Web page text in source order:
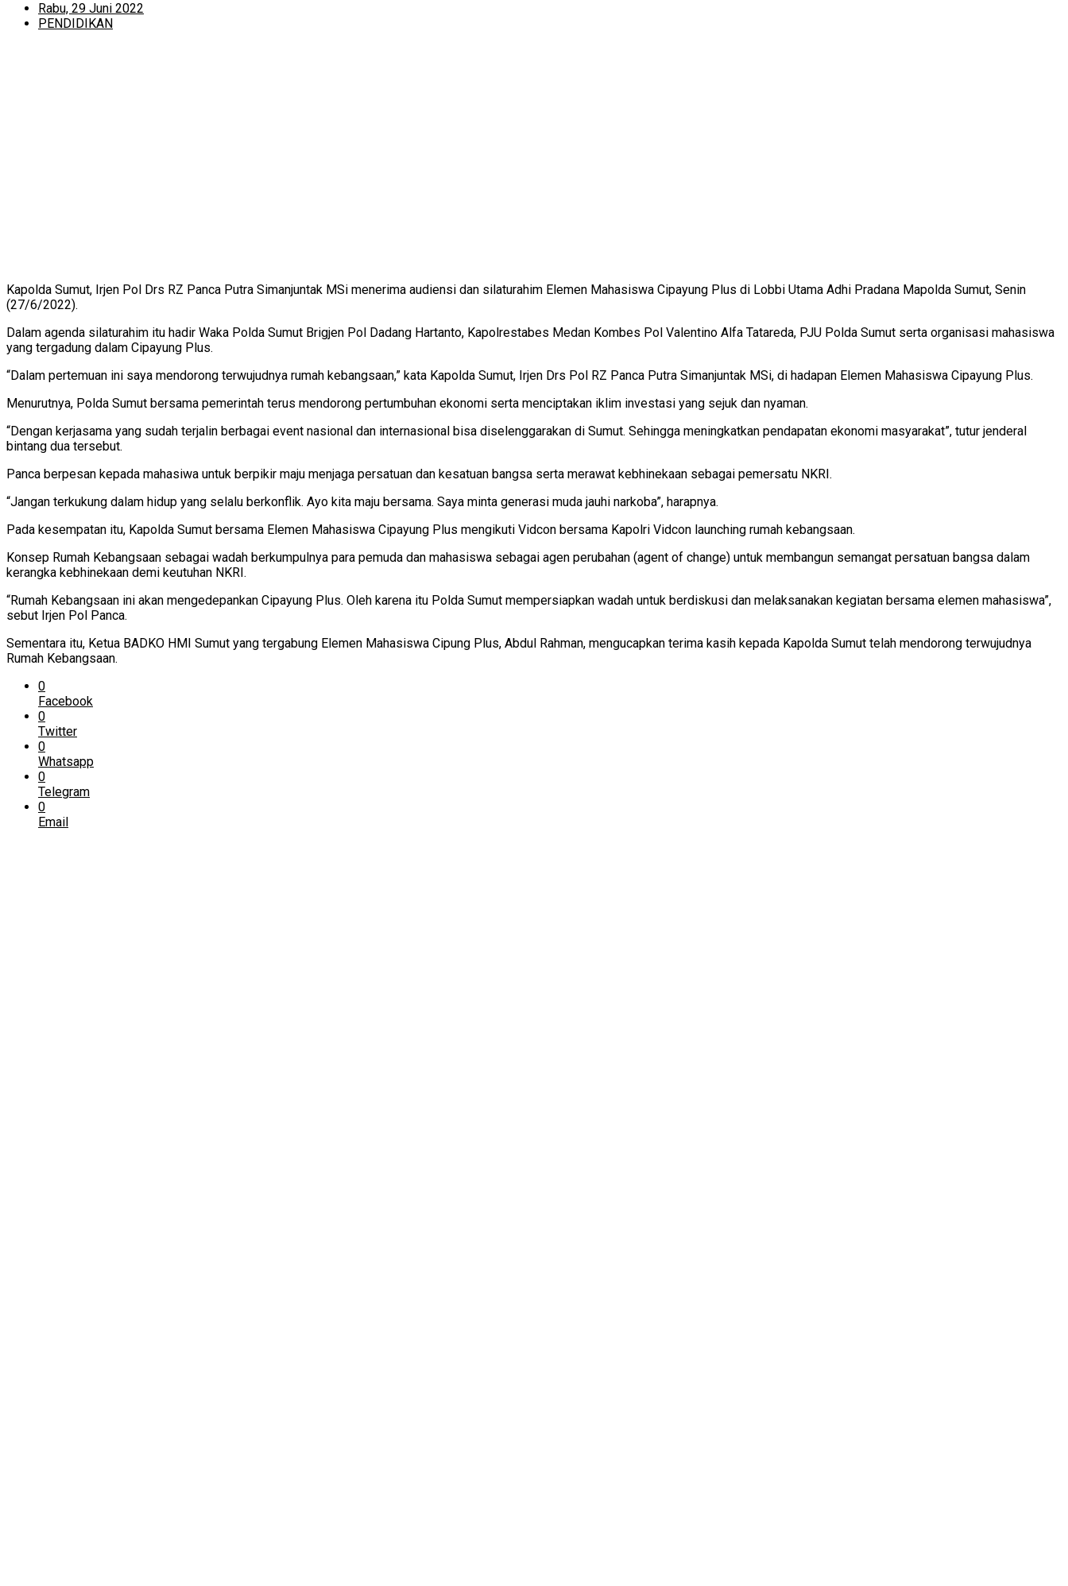
Rabu, 29 Juni 2022
PENDIDIKAN
Kapolda Sumut, Irjen Pol Drs RZ Panca Putra Simanjuntak MSi menerima audiensi dan silaturahim Elemen Mahasiswa Cipayung Plus di Lobbi Utama Adhi Pradana Mapolda Sumut, Senin
(27/6/2022).
Dalam agenda silaturahim itu hadir Waka Polda Sumut Brigjen Pol Dadang Hartanto, Kapolrestabes Medan Kombes Pol Valentino Alfa Tatareda, PJU Polda Sumut serta organisasi mahasiswa
yang tergadung dalam Cipayung Plus.
“Dalam pertemuan ini saya mendorong terwujudnya rumah kebangsaan,” kata Kapolda Sumut, Irjen Drs Pol RZ Panca Putra Simanjuntak MSi, di hadapan Elemen Mahasiswa Cipayung Plus.
Menurutnya, Polda Sumut bersama pemerintah terus mendorong pertumbuhan ekonomi serta menciptakan iklim investasi yang sejuk dan nyaman.
“Dengan kerjasama yang sudah terjalin berbagai event nasional dan internasional bisa diselenggarakan di Sumut. Sehingga meningkatkan pendapatan ekonomi masyarakat”, tutur jenderal
bintang dua tersebut.
Panca berpesan kepada mahasiwa untuk berpikir maju menjaga persatuan dan kesatuan bangsa serta merawat kebhinekaan sebagai pemersatu NKRI.
“Jangan terkukung dalam hidup yang selalu berkonflik. Ayo kita maju bersama. Saya minta generasi muda jauhi narkoba”, harapnya.
Pada kesempatan itu, Kapolda Sumut bersama Elemen Mahasiswa Cipayung Plus mengikuti Vidcon bersama Kapolri Vidcon launching rumah kebangsaan.
Konsep Rumah Kebangsaan sebagai wadah berkumpulnya para pemuda dan mahasiswa sebagai agen perubahan (agent of change) untuk membangun semangat persatuan bangsa dalam
kerangka kebhinekaan demi keutuhan NKRI.
“Rumah Kebangsaan ini akan mengedepankan Cipayung Plus. Oleh karena itu Polda Sumut mempersiapkan wadah untuk berdiskusi dan melaksanakan kegiatan bersama elemen mahasiswa”,
sebut Irjen Pol Panca.
Sementara itu, Ketua BADKO HMI Sumut yang tergabung Elemen Mahasiswa Cipung Plus, Abdul Rahman, mengucapkan terima kasih kepada Kapolda Sumut telah mendorong terwujudnya
Rumah Kebangsaan.
0
Facebook
0
Twitter
0
Whatsapp
0
Telegram
0
Email